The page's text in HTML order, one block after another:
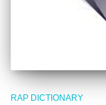
RAP DICTIONARY